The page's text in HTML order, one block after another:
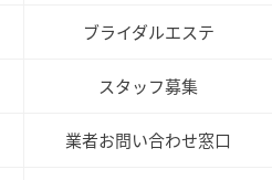
ブライダルエステ
スタッフ募集
業者お問い合わせ窓口